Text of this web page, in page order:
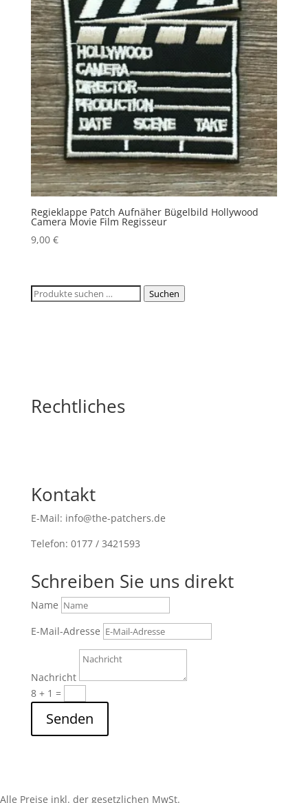
Regieklappe Patch Aufnäher Bügelbild Hollywood
Camera Movie Film Regisseur
9,00 €
Suchen
Suchen
Rechtliches
Kontakt
E-Mail: info@the-patchers.de
Telefon: 0177 / 3421593
Schreiben Sie uns direkt
Name
E-Mail-Adresse
Nachricht
8 + 1 =
Senden
Alle Preise inkl. der gesetzlichen MwSt.